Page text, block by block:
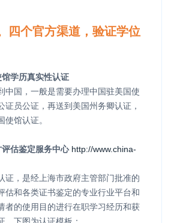
四个官方渠道，验证学位
学历真实性认证
中国，一般是需要办理中国驻美国使
证员公证，再送到美国州务卿认证，
使馆认证。
估鉴定服务中心 http://www.china-
证，是经上海市政府主管部门批准的
估和各类证书鉴定的专业行业平台和
者的使用目的进行在职学习经历和获